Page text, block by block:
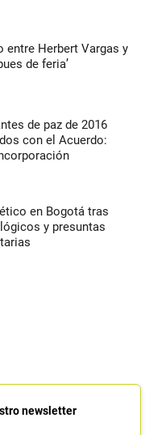
entre Herbert Vargas y
de feria’
de paz de 2016
con el Acuerdo:
en Bogotá tras
y presuntas
newsletter